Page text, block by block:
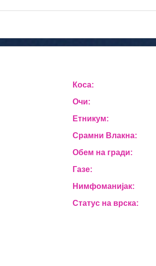
Коса:
Очи:
Етникум:
Срамни Влакна:
Обем на гради:
Газе:
Нимфоманијак:
Статус на врска: